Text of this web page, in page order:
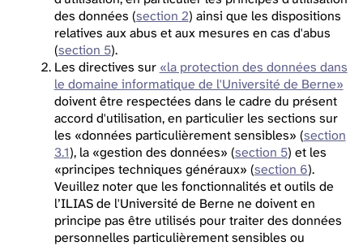
des données (section 2) ainsi que les dispositions
relatives aux abus et aux mesures en cas d'abus
(section 5).
Les directives sur «la protection des données dans
le domaine informatique de l'Université de Berne»
doivent être respectées dans le cadre du présent
accord d'utilisation, en particulier les sections sur
les «données particulièrement sensibles» (section
3.1), la «gestion des données» (section 5) et les
«principes techniques généraux» (section 6).
Veuillez noter que les fonctionnalités et outils de
l’ILIAS de l'Université de Berne ne doivent en
principe pas être utilisés pour traiter des données
personnelles particulièrement sensibles ou